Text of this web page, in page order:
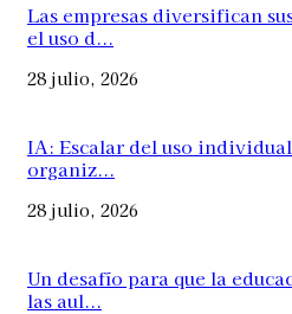
Las empresas diversifican
el uso d...
28 julio, 2026
IA: Escalar del uso
organiz...
28 julio, 2026
Un desafío para que la
las aul...